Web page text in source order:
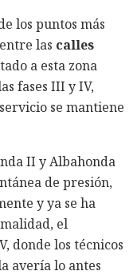
los puntos más
las calles
a esta zona
fases III y IV,
se mantiene
II y Albahonda
de presión,
y ya se ha
el
donde los técnicos
avería lo antes